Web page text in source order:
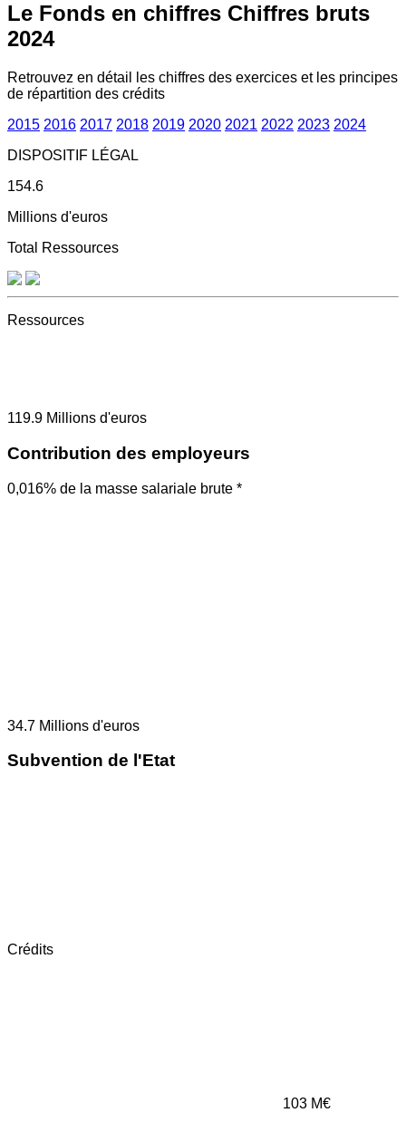
Le Fonds en chiffres Chiffres bruts
2024
Retrouvez en détail les chiffres des exercices et les principes
de répartition des crédits
2015 2016 2017 2018 2019 2020 2021 2022 2023 2024
DISPOSITIF LÉGAL
154.6
Millions d'euros
Total Ressources
Ressources
119.9 Millions d'euros
Contribution des employeurs
0,016% de la masse salariale brute *
34.7 Millions d'euros
Subvention de l'Etat
Crédits
103 M€